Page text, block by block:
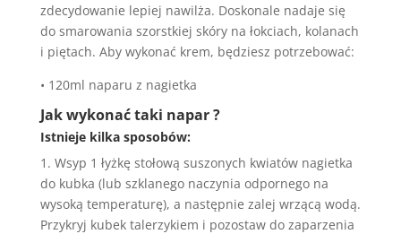
zdecydowanie lepiej nawilża. Doskonale nadaje się
do smarowania szorstkiej skóry na łokciach, kolanach
i piętach. Aby wykonać krem, będziesz potrzebować:
• 120ml naparu z nagietka
Jak wykonać taki napar ?
Istnieje kilka sposobów:
1. Wsyp 1 łyżkę stołową suszonych kwiatów nagietka
do kubka (lub szklanego naczynia odpornego na
wysoką temperaturę), a następnie zalej wrzącą wodą.
Przykryj kubek talerzykiem i pozostaw do zaparzenia